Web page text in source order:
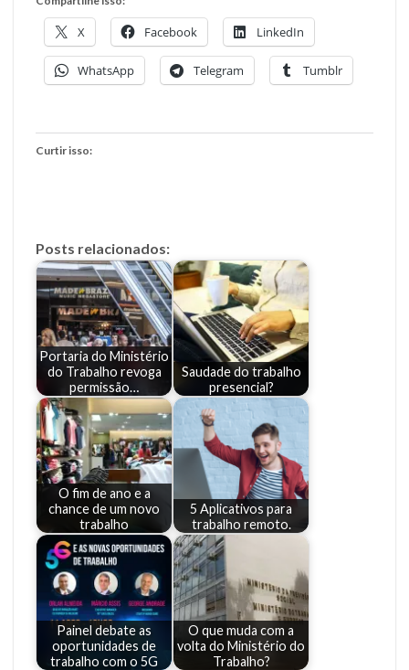
X Facebook LinkedIn
WhatsApp Telegram Tumblr
Curtir isso:
Posts relacionados:
Portaria do Ministério
do Trabalho revoga
permissão…
Saudade do trabalho
presencial?
O fim de ano e a
chance de um novo
trabalho
5 Aplicativos para
trabalho remoto.
Painel debate as
oportunidades de
trabalho com o 5G
O que muda com a
volta do Ministério do
Trabalho?